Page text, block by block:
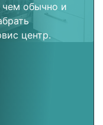
чем обычно и
центр.